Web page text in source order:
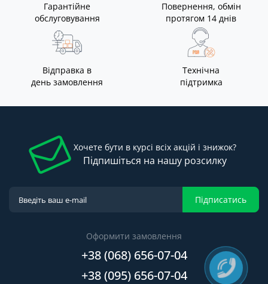
Гарантійне
обслуговування
Повернення, обмін
протягом 14 днів
Відправка в
день замовлення
Технічна
підтримка
Хочете бути в курсі всіх акцій і знижок?
Підпишіться на нашу розсилку
Підписатись
Оформити замовлення
+38 (068) 656-07-04
+38 (095) 656-07-04